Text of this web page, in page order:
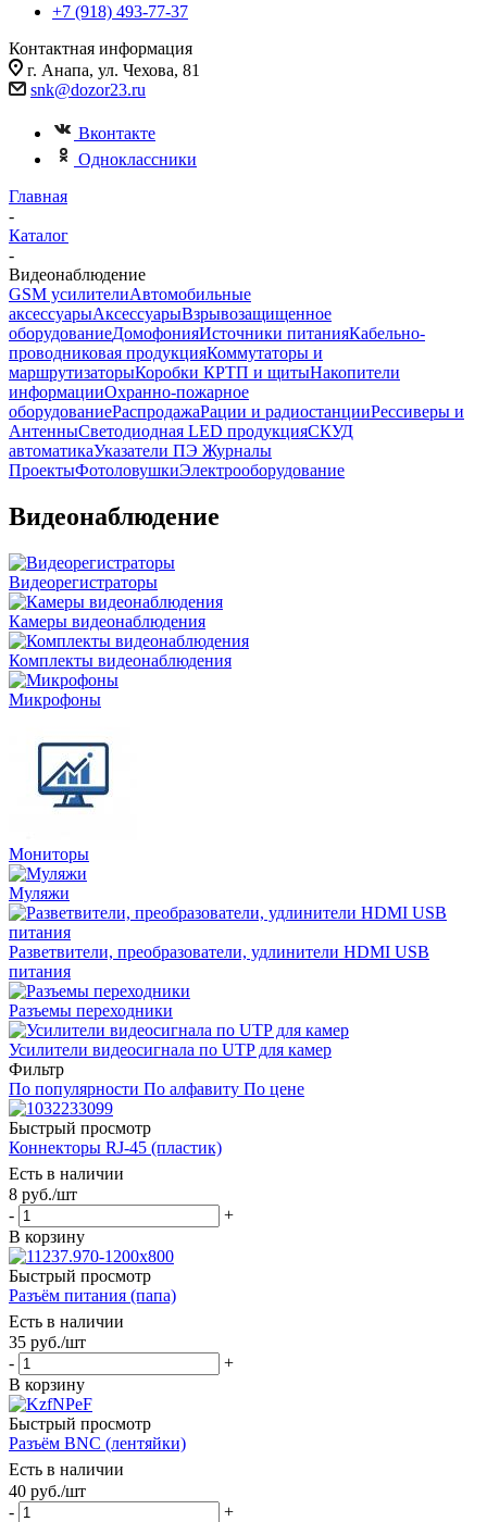
+7 (918) 493-77-37
Контактная информация
г. Анапа, ул. Чехова, 81
snk@dozor23.ru
Вконтакте
Одноклассники
Главная
-
Каталог
-
Видеонаблюдение
GSM усилителиАвтомобильные
аксессуарыАксессуарыВзрывозащищенное
оборудованиеДомофонияИсточники питанияКабельно-
проводниковая продукцияКоммутаторы и
маршрутизаторыКоробки КРТП и щитыНакопители
информацииОхранно-пожарное
оборудованиеРаспродажаРации и радиостанцииРессиверы и
АнтенныСветодиодная LED продукцияСКУД
автоматикаУказатели ПЭ Журналы
ПроектыФотоловушкиЭлектрооборудование
Видеонаблюдение
Видеорегистраторы
Камеры видеонаблюдения
Комплекты видеонаблюдения
Микрофоны
Мониторы
Муляжи
Разветвители, преобразователи, удлинители HDMI USB
питания
Разъемы переходники
Усилители видеосигнала по UTP для камер
Фильтр
По популярности По алфавиту По цене
Быстрый просмотр
Коннекторы RJ-45 (пластик)
Есть в наличии
8 руб./шт
-
+
В корзину
Быстрый просмотр
Разъём питания (папа)
Есть в наличии
35 руб./шт
-
+
В корзину
Быстрый просмотр
Разъём BNC (лентяйки)
Есть в наличии
40 руб./шт
-
+